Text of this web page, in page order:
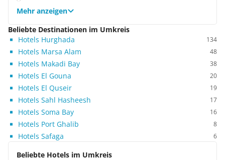
Schnorchelverbot besteht. Hurghada mitsamt
seinem Trubel liegt weit genug entfernt, so dass
man die Seele hier richtig baumeln lassen konnte.
Kulinarisch war für mich immer etwas dabei und
offenbar wird hier viel Wert auf Hygiene gelegt,
wovon ich mich bei einem Besuch in der Küche
selbst überzeugen konnte. Wer dringend auf dem
aktuellen Stand bleiben muss und auf das World
Wide Web einfach nicht verzichten kann, sollte
sein eigenes Notebook mitnehmen, weil damit die
Internetbenutzung gratis ist. Mein absolutes
Urlaubshighlight: das Nachttauchen. Es wird mir
noch lange in Erinnerung bleiben. Fazit: Hier wird
man ganz leicht zum Wiederholungstäter.
Mehr anzeigen
Beliebte Destinationen im Umkreis
Hotels Hurghada
134
Hotels Marsa Alam 48
Hotels Makadi Bay 38
Hotels El Gouna 20
Hotels El Quseir 19
Hotels Sahl Hasheesh 17
Hotels Soma Bay 16
Hotels Port Ghalib 8
Hotels Safaga 6
Beliebte Hotels im Umkreis